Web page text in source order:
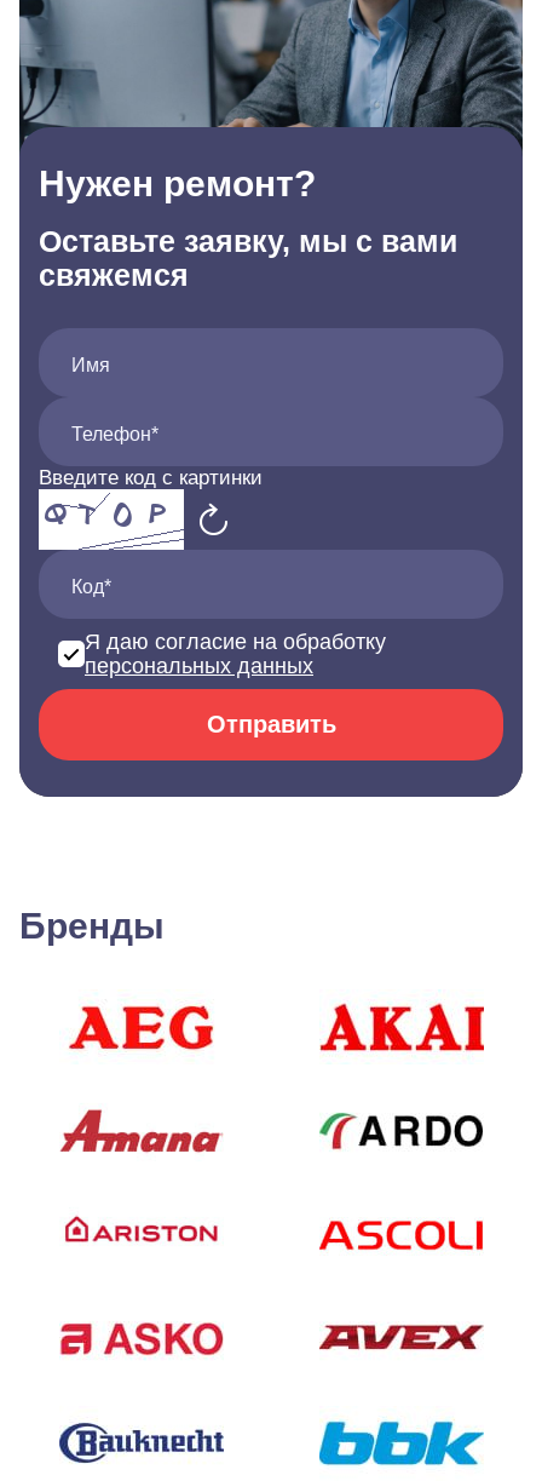
Нужен ремонт?
Оставьте заявку, мы с вами
свяжемся
Имя
Телефон*
Введите код с картинки
Код*
Я даю согласие на обработку
персональных данных
Отправить
Бренды